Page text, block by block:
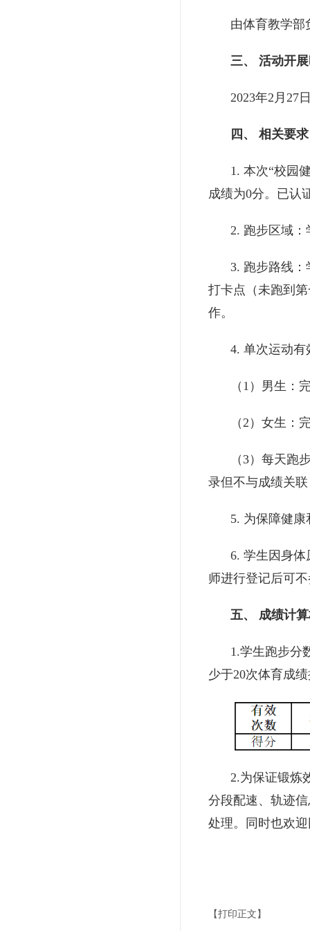
由体育教学部
三、 活动开
2023年2月27
四、 相关要求
1. 本次“校园
成绩为0分。已认
2. 跑步区域
3. 跑步路线
打卡点（未跑到
作。
4. 单次运动有
（1）男⽣：
（2）⼥⽣：
（3）每天跑
录但不与成绩关
5. 为保障健
6. 学⽣因身
师进⾏登记后可
五、 成绩计
1.学生跑步分
少于20次体育成
2.为保证锻炼
分段配速、轨迹
处理。同时也欢
【打印正文】